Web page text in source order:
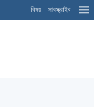
বিষয় সাবস্ক্রাইব